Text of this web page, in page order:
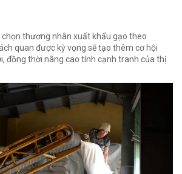
chọn thương nhân xuất khẩu gạo theo
quan được kỳ vọng sẽ tạo thêm cơ hội
đồng thời nâng cao tính cạnh tranh của thị